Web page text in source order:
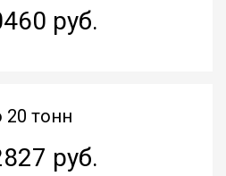
руб.
20 тонн
руб.